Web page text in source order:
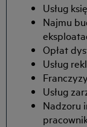
Usług
Najmu
Opłat
Usług
Franczyzy
Usług
Nadzoru